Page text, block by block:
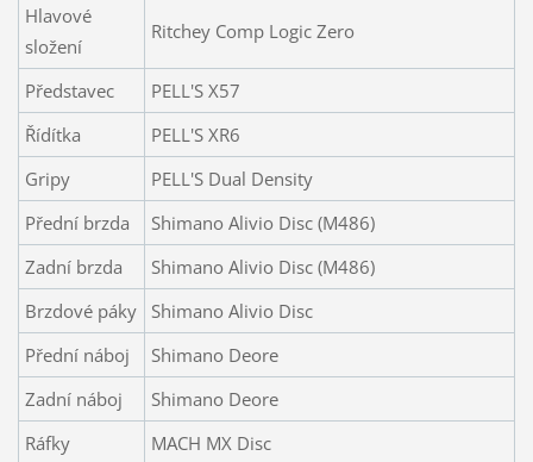
Hlavové
složení
Ritchey Comp Logic Zero
Představec
PELL'S X57
Řídítka
PELL'S XR6
Gripy
PELL'S Dual Density
Přední brzda
Shimano Alivio Disc (M486)
Zadní brzda
Shimano Alivio Disc (M486)
Brzdové páky
Shimano Alivio Disc
Přední náboj
Shimano Deore
Zadní náboj
Shimano Deore
Ráfky
MACH MX Disc